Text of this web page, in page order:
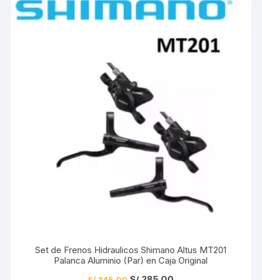
Set de Frenos Hidraulicos Shimano Altus MT201
Palanca Aluminio (Par) en Caja Original